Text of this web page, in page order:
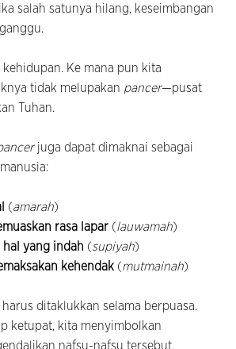
salah satunya hilang, keseimbangan
Ke mana pun kita
tidak melupakan pancer—pusat
Tuhan.
juga dapat dimaknai sebagai
(amarah)
rasa lapar (lauwamah)
yang indah (supiyah)
kehendak (mutmainah)
ditaklukkan selama berpuasa.
ketupat, kita menyimbolkan
nafsu-nafsu tersebut.